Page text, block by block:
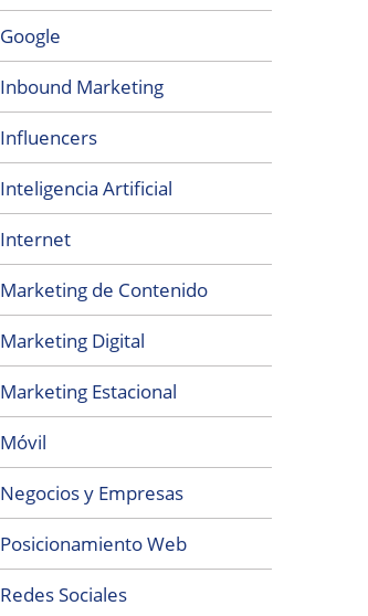
Google
Inbound Marketing
Influencers
Inteligencia Artificial
Internet
Marketing de Contenido
Marketing Digital
Marketing Estacional
Móvil
Negocios y Empresas
Posicionamiento Web
Redes Sociales